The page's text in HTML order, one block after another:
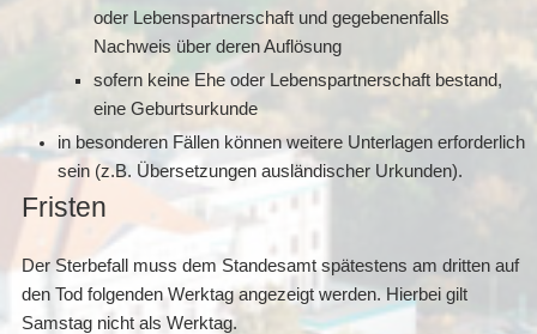
oder Lebenspartnerschaft und gegebenenfalls
Nachweis über deren Auflösung
sofern keine Ehe oder Lebenspartnerschaft bestand,
eine Geburtsurkunde
in besonderen Fällen können weitere Unterlagen erforderlich
sein (z.B. Übersetzungen ausländischer Urkunden).
Fristen
Der Sterbefall muss dem Standesamt spätestens am dritten auf
den Tod folgenden Werktag angezeigt werden. Hierbei gilt
Samstag nicht als Werktag.